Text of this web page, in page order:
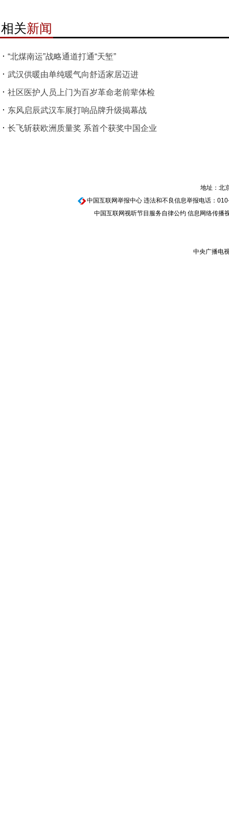
相关新闻
“北煤南运”战略通道打通“天堑”
武汉供暖由单纯暖气向舒适家居迈进
社区医护人员上门为百岁革命老前辈体检
东风启辰武汉车展打响品牌升级揭幕战
长飞斩获欧洲质量奖 系首个获奖中国企业
地址：北
中国互联网举报中心违法和不良信息举报电话：
中国互联网视听节目服务自律公约 信息网络传播
中央广播电